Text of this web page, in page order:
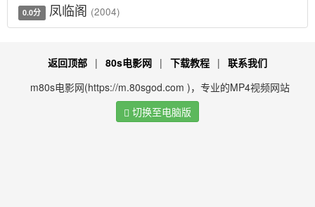
0.0分 凤临阁 (2004)
返回顶部 | 80s电影网 | 下载教程 | 联系我们
m80s电影网(https://m.80sgod.com )，专业的MP4视频网站
切换至电脑版